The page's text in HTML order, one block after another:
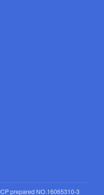
prepared NO.16065310-3